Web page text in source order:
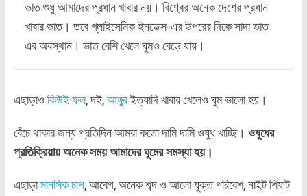
ভাত শুধু আমাদের প্রধান খাবার নয়। বিশ্বের অনেক দেশের প্রধান
খাবার ভাত। তবে গ্লাইসেমিক ইনডেক্স-এর উপরের দিকে সাদা ভাত
এর অবস্থান। ভাত বেশি খেলে ঘুমও বেড়ে যায়।
এছাড়াও কিউই ফল, দই,আঙ্গুরইত্যাদি খাবার খেলেও ঘুম ভালো হয়।
বেঁচে থাকার জন্য প্রতিদিন আমরা কতো দামি দামি ওষুধ খাচ্ছি। ওষুধের
প্রতিক্রিয়ায় অনেক সময় আমাদের ঘুমের সমস্যা হয়।
এছাড়ামানসিক চাপ, আবেগ, অনেক শব্দ ও আলো যুক্ত পরিবেশ, নাইট শিফট